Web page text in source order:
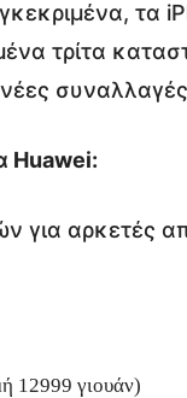
τα
τρίτα
Huawei:
για αρκετές
12999 γιουάν)